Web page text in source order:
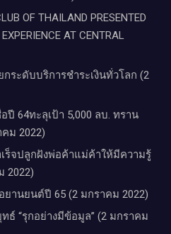
OF THAILAND PRESENTED
AT CENTRAL
ระดับบริการชำระเงินทั่วโลก (2
ปี 64ทะลุเป้า 5,000 ลบ. ทราน
ม 2022)
ร็จปลูกฝังพ่อค้าแม่ค้าให้มีความรู้
2022)
ยานยนต์ปี 65 (2 มกราคม 2022)
ธ์ “รุกอย่างมีข้อมูล” (2 มกราคม